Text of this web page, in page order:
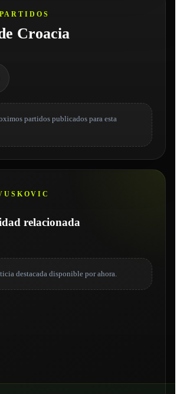
Croacia
partidos publicados para esta
relacionada
destacada disponible por ahora.